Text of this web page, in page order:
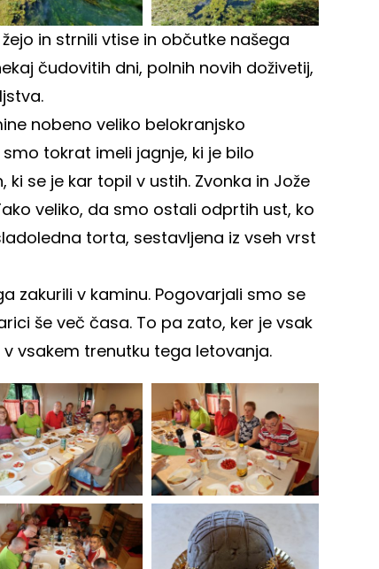
in strnili vtise in občutke našega
čudovitih dni, polnih novih doživetij,
nobeno veliko belokranjsko
tokrat imeli jagnje, ki je bilo
se je kar topil v ustih. Zvonka in Jože
veliko, da smo ostali odprtih ust, ko
torta, sestavljena iz vseh vrst
zakurili v kaminu. Pogovarjali smo se
še več časa. To pa zato, ker je vsak
v vsakem trenutku tega letovanja.